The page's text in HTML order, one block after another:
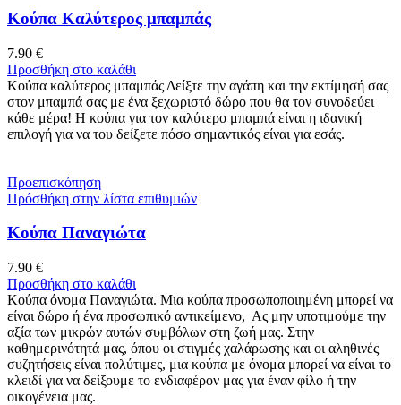
Κούπα Καλύτερος μπαμπάς
7.90 €
Προσθήκη στο καλάθι
Κούπα καλύτερος μπαμπάς Δείξτε την αγάπη και την εκτίμησή σας
στον μπαμπά σας με ένα ξεχωριστό δώρο που θα τον συνοδεύει
κάθε μέρα! Η κούπα για τον καλύτερο μπαμπά είναι η ιδανική
επιλογή για να του δείξετε πόσο σημαντικός είναι για εσάς.
Προεπισκόπηση
Πρόσθήκη στην λίστα επιθυμιών
Κούπα Παναγιώτα
7.90 €
Προσθήκη στο καλάθι
Κούπα όνομα Παναγιώτα. Μια κούπα προσωποποιημένη μπορεί να
είναι δώρο ή ένα προσωπικό αντικείμενο, Ας μην υποτιμούμε την
αξία των μικρών αυτών συμβόλων στη ζωή μας. Στην
καθημερινότητά μας, όπου οι στιγμές χαλάρωσης και οι αληθινές
συζητήσεις είναι πολύτιμες, μια κούπα με όνομα μπορεί να είναι το
κλειδί για να δείξουμε το ενδιαφέρον μας για έναν φίλο ή την
οικογένεια μας.